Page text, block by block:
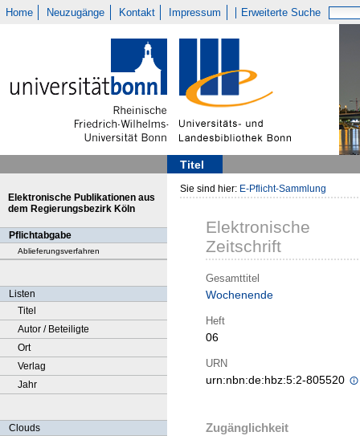
Home Neuzugänge Kontakt Impressum Erweiterte Suche
Titel
Elektronische Publikationen aus
dem Regierungsbezirk Köln
Pflichtabgabe
Ablieferungsverfahren
Listen
Titel
Autor / Beteiligte
Ort
Verlag
Jahr
Clouds
Sie sind hier: E-Pflicht-Sammlung
Elektronische
Zeitschrift
Gesamttitel
Wochenende
Heft
06
URN
urn:nbn:de:hbz:5:2-805520
Zugänglichkeit